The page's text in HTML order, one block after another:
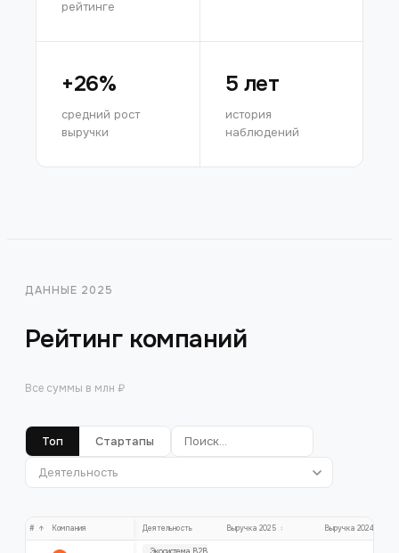
рейтинге
+26%
средний рост
выручки
5 лет
история
наблюдений
ДАННЫЕ 2025
Рейтинг компаний
Все суммы в млн ₽
Топ Стартапы
# ↑ Компания Деятельность Выручка 2025 ↕ Выручка 2024